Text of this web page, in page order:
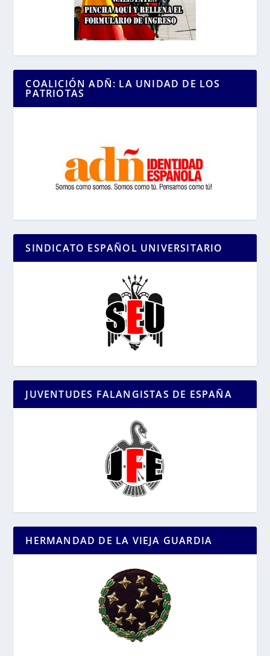
COALICIÓN ADÑ: LA UNIDAD DE LOS
PATRIOTAS
SINDICATO ESPAÑOL UNIVERSITARIO
JUVENTUDES FALANGISTAS DE ESPAÑA
HERMANDAD DE LA VIEJA GUARDIA